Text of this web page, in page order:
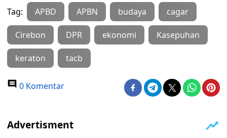
Tag: APBD APBN budaya cagar
Cirebon DPR ekonomi Kasepuhan
keraton tacb
0 Komentar